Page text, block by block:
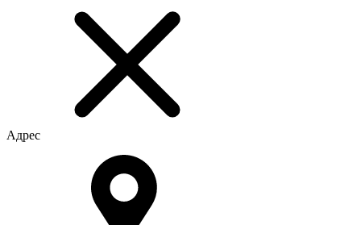
Адрес